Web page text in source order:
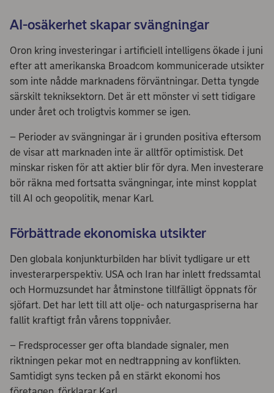
AI-osäkerhet skapar svängningar
Oron kring investeringar i artificiell intelligens ökade i juni
efter att amerikanska Broadcom kommunicerade utsikter
som inte nådde marknadens förväntningar. Detta tyngde
särskilt tekniksektorn. Det är ett mönster vi sett tidigare
under året och troligtvis kommer se igen.
– Perioder av svängningar är i grunden positiva eftersom
de visar att marknaden inte är alltför optimistisk. Det
minskar risken för att aktier blir för dyra. Men investerare
bör räkna med fortsatta svängningar, inte minst kopplat
till AI och geopolitik, menar Karl.
Förbättrade ekonomiska utsikter
Den globala konjunkturbilden har blivit tydligare ur ett
investerarperspektiv. USA och Iran har inlett fredssamtal
och Hormuzsundet har åtminstone tillfälligt öppnats för
sjöfart. Det har lett till att olje- och naturgaspriserna har
fallit kraftigt från vårens toppnivåer.
– Fredsprocesser ger ofta blandade signaler, men
riktningen pekar mot en nedtrappning av konflikten.
Samtidigt syns tecken på en stärkt ekonomi hos